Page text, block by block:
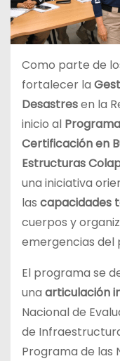
Como parte de
fortalecer la
Desastresen la
inicio al
Certificación en
Estructuras
una iniciativa
las capacidades
cuerpos y
emergencias del
El programa se
una articulación
Nacional de
de
Programa de las